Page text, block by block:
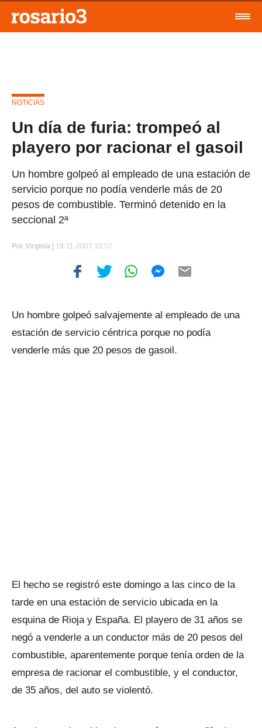
NOTICIAS
Un día de furia: trompeó al
playero por racionar el gasoil
Un hombre golpeó al empleado de una estación de
servicio porque no podía venderle más de 20
pesos de combustible. Terminó detenido en la
seccional 2ª
Por Virginia | 19-11-2007 10:57
Un hombre golpeó salvajemente al empleado de una
estación de servicio céntrica porque no podía
venderle más que 20 pesos de gasoil.
El hecho se registró este domingo a las cinco de la
tarde en una estación de servicio ubicada en la
esquina de Rioja y España. El playero de 31 años se
negó a venderle a un conductor más de 20 pesos del
combustible, aparentemente porque tenía orden de la
empresa de racionar el combustible, y el conductor,
de 35 años, del auto se violentó.